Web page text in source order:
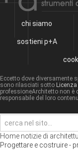
chi siamo
sostieni p+A
Eccetto dove diversamente
sono rilasciati sotto
professioneArchitetto non è
responsabile del loro
Home notizie di
Progettare e costruire -